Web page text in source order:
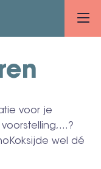
voor je
wel dé